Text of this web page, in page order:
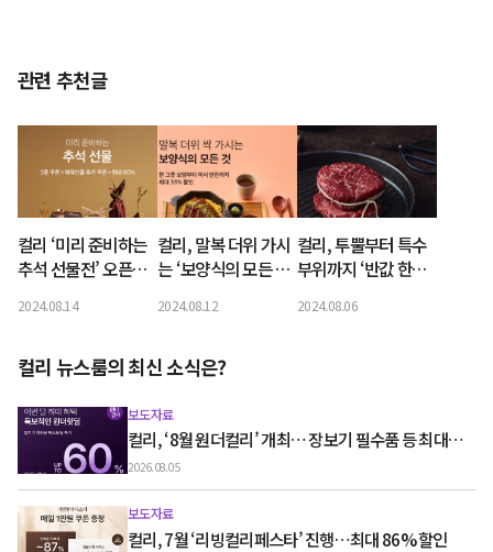
관련 추천글
컬리 ‘미리 준비하는
추석 선물전’ 오픈…
2024.08.14
컬리, 말복 더위 가시
는 ‘보양식의 모든 것’
할인
2024.08.12
컬리, 투뿔부터 특수
부위까지 ‘반값 한우’
2024.08.06
컬리 뉴스룸의 최신 소식은?
보도자료
컬리, ‘8월 원더컬리’ 개최… 장보기 필수품 등 최대
60% 할인
2026.08.05
보도자료
컬리, 7월 ‘리빙컬리페스타’ 진행…최대 86% 할인